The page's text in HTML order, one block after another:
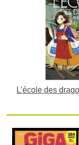
L’école des